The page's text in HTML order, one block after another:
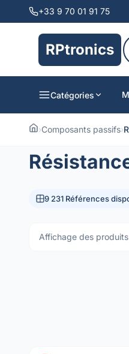
+33 9 70 01 91 75
RPtronics
Catégories
›Composants passifs›
9 231 Références
Affichage des produits